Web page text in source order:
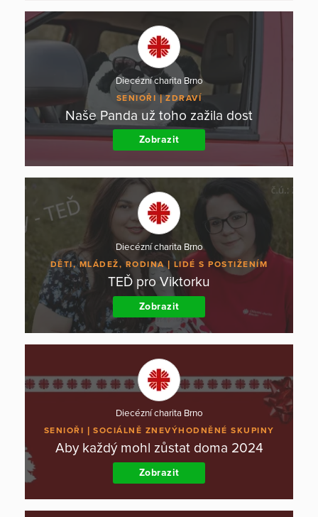
Diecézní charita Brno
SENIOŘI ZDRAVÍ
Naše Panda už toho zažila dost
Zobrazit
Diecézní charita Brno
DĚTI, MLÁDEŽ, RODINA LIDÉ S POSTIŽENÍM
TEĎ pro Viktorku
Zobrazit
Diecézní charita Brno
SENIOŘI SOCIÁLNĚ ZNEVÝHODNĚNÉ SKUPINY
Aby každý mohl zůstat doma 2024
Zobrazit